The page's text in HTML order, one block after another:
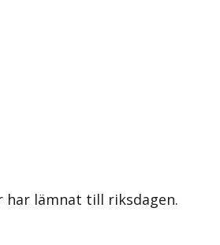
har lämnat till riksdagen.